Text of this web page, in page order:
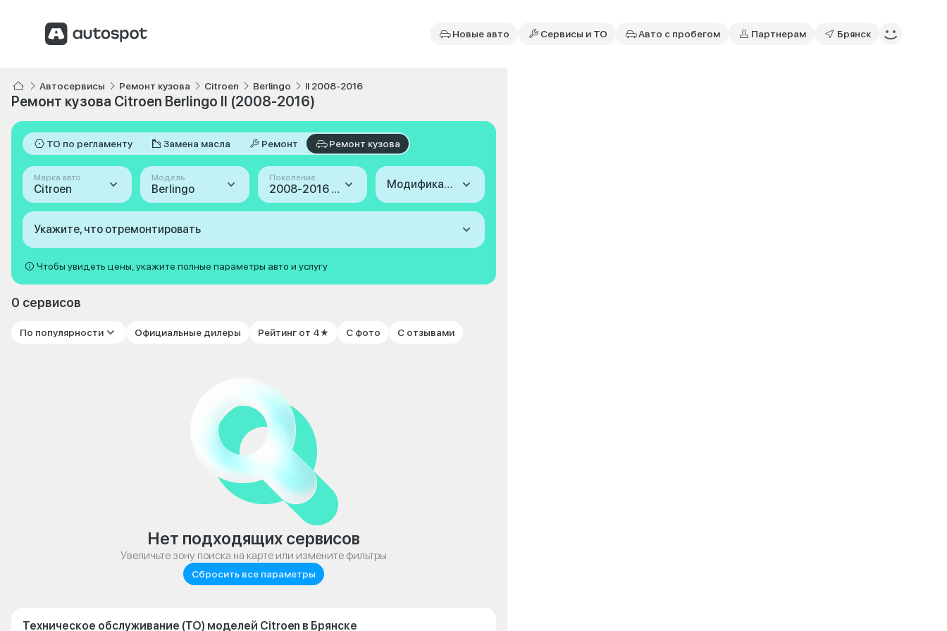
Новые авто Сервисы и ТО Авто с пробегом Партнерам Брянск
Автосервисы Ремонт кузова Citroen Berlingo II 2008-2016
Ремонт кузова Citroen Berlingo II (2008-2016)
ТО по регламенту Замена масла Ремонт Ремонт кузова
Марка авто
Citroen
Модель
Berlingo
Поколение
2008-2016 (II) Модификация
Укажите, что отремонтировать
Чтобы увидеть цены, укажите полные параметры авто и услугу
0 сервисов
По популярности Официальные дилеры Рейтинг от 4★ С фото С отзывами
Нет подходящих сервисов
Увеличьте зону поиска на карте или измените фильтры
Сбросить все параметры
Техническое обслуживание (ТО) моделей Citroen в Брянске